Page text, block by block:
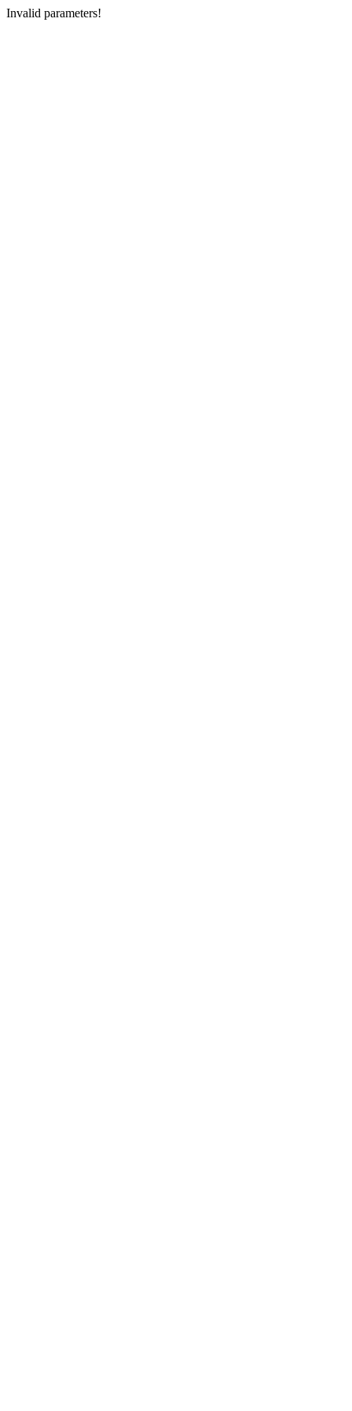
Invalid parameters!